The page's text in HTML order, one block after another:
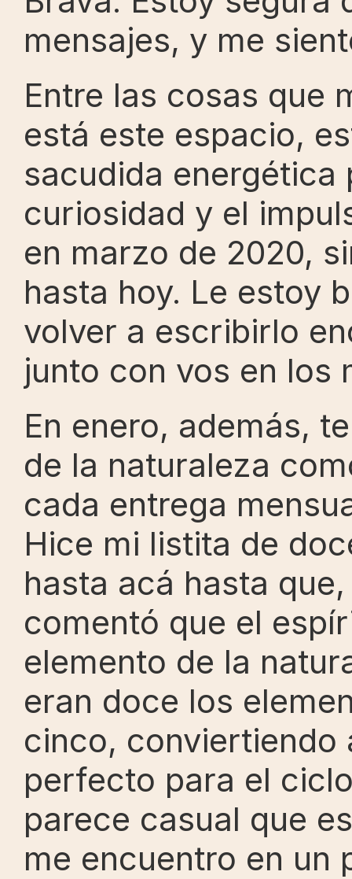
mensajes, y me
Entre las cosas que
está este espacio,
sacudida energética
curiosidad y el
en marzo de 2020,
hasta hoy. Le estoy
volver a escribirlo
junto con vos en los
En enero, además,
de la naturaleza
cada entrega
Hice mi listita de
hasta acá hasta
comentó que el
elemento de la
eran doce los
cinco, conviertiendo
perfecto para el
parece casual que
me encuentro en un